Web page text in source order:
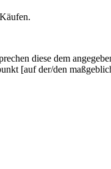
diese dem
[auf der/den